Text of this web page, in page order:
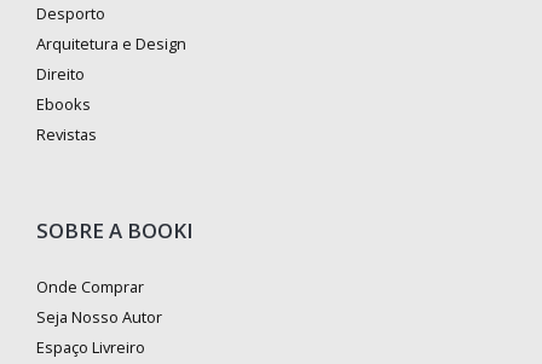
Desporto
Arquitetura e Design
Direito
Ebooks
Revistas
SOBRE A BOOKI
Onde Comprar
Seja Nosso Autor
Espaço Livreiro